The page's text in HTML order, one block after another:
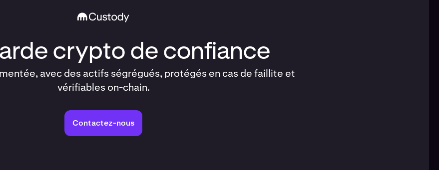
crypto de confiance
avec des actifs ségrégués, protégés en cas de faillite et
vérifiables on-chain.
Contactez-nous